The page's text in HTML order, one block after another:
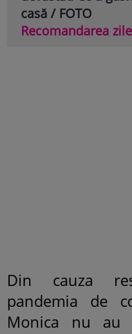
casă / FOTO
Recomandarea
Din cauza
pandemia de
Monica nu au